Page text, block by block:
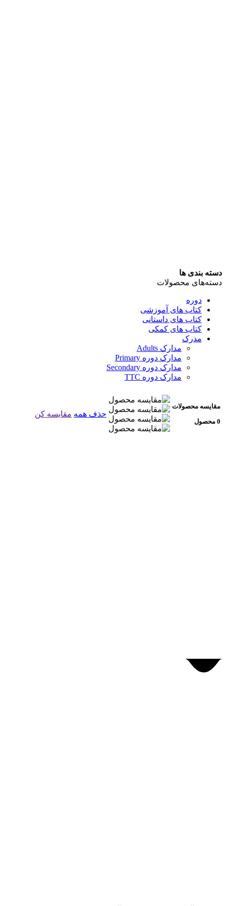
دسته بندی ها
دسته‌های محصولات
دوره
کتاب های آموزشی
کتاب های داستانی
کتاب های کمکی
مدرک
مدارک Adults
مدارک دوره Primary
مدارک دوره Secondary
مدارک دوره TTC
مقایسه محصولات
0 محصول
حذف همه مقایسه کن